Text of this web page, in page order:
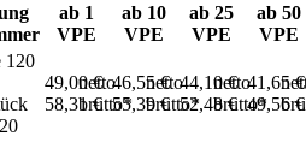
ab 1
VPE
ab 10
VPE
ab 25
VPE
ab 50
VPE
120
49,00 €
netto
58,31 €
brutto*
46,55 €
netto
55,39 €
brutto*
44,10 €
netto
52,48 €
brutto*
41,65
49,56